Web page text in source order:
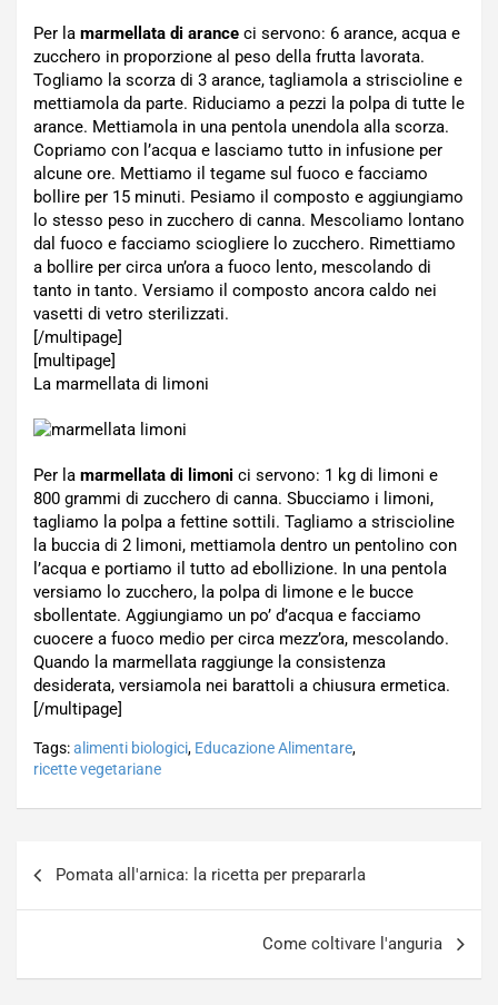
Per la marmellata di arance ci servono: 6 arance, acqua e
zucchero in proporzione al peso della frutta lavorata.
Togliamo la scorza di 3 arance, tagliamola a striscioline e
mettiamola da parte. Riduciamo a pezzi la polpa di tutte le
arance. Mettiamola in una pentola unendola alla scorza.
Copriamo con l’acqua e lasciamo tutto in infusione per
alcune ore. Mettiamo il tegame sul fuoco e facciamo
bollire per 15 minuti. Pesiamo il composto e aggiungiamo
lo stesso peso in zucchero di canna. Mescoliamo lontano
dal fuoco e facciamo sciogliere lo zucchero. Rimettiamo
a bollire per circa un’ora a fuoco lento, mescolando di
tanto in tanto. Versiamo il composto ancora caldo nei
vasetti di vetro sterilizzati.
[/multipage]
[multipage]
La marmellata di limoni
Per la marmellata di limoni ci servono: 1 kg di limoni e
800 grammi di zucchero di canna. Sbucciamo i limoni,
tagliamo la polpa a fettine sottili. Tagliamo a striscioline
la buccia di 2 limoni, mettiamola dentro un pentolino con
l’acqua e portiamo il tutto ad ebollizione. In una pentola
versiamo lo zucchero, la polpa di limone e le bucce
sbollentate. Aggiungiamo un po’ d’acqua e facciamo
cuocere a fuoco medio per circa mezz’ora, mescolando.
Quando la marmellata raggiunge la consistenza
desiderata, versiamola nei barattoli a chiusura ermetica.
[/multipage]
Tags:alimenti biologici, Educazione Alimentare,
ricette vegetariane
Pomata all'arnica: la ricetta per prepararla
Come coltivare l'anguria